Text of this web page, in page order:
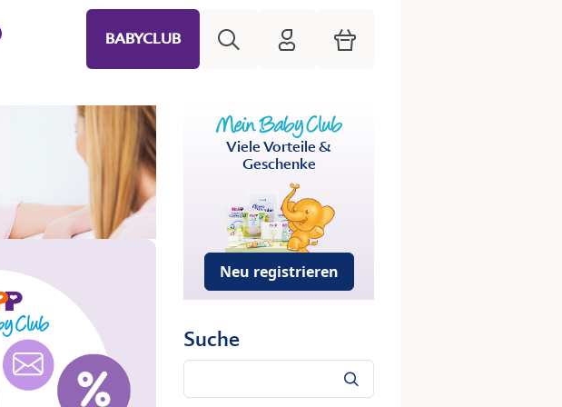
BABYCLUB HiPP Mein Babyclub
Warenkorb
Viele Vorteile &
Geschenke
Neu registrieren
Suche